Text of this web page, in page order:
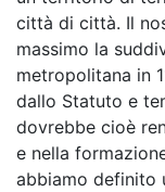
città di città. Il
massimo la
metropolitana in
dallo Statuto e
dovrebbe cioè
e nella
abbiamo definito